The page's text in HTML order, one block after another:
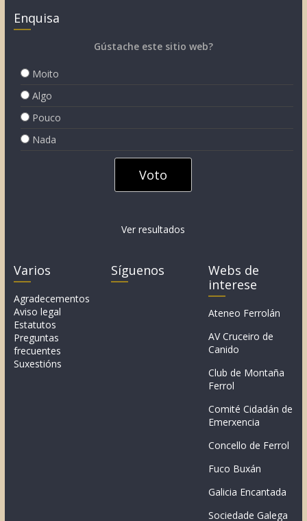
Enquisa
Gústache este sitio web?
Moito
Algo
Pouco
Nada
Ver resultados
Varios
Agradecementos
Aviso legal
Estatutos
Preguntas
frecuentes
Suxestións
Síguenos
Webs de
interese
Ateneo Ferrolán
AV Cruceiro de
Canido
Club de Montaña
Ferrol
Comité Cidadán de
Emerxencia
Concello de Ferrol
Fuco Buxán
Galicia Encantada
Sociedade Galega